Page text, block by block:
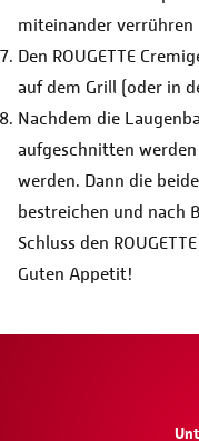
miteinander verrühren
Den ROUGETTE
auf dem Grill (oder in
Nachdem die
aufgeschnitten
werden. Dann die
bestreichen und nach
Schluss den
Guten Appetit!